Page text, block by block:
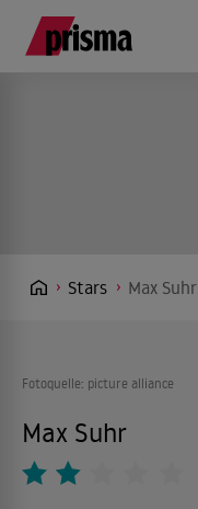
Stars Max Suhr
Fotoquelle: picture alliance
Max Suhr